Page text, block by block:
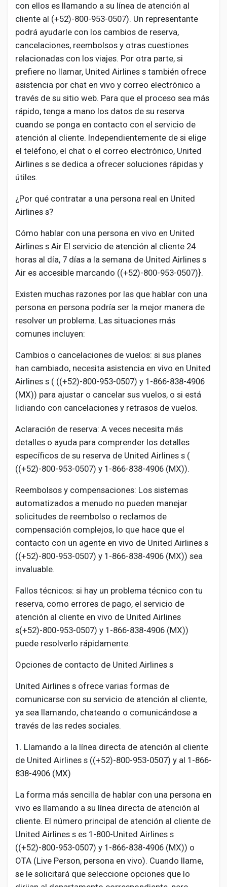
con ellos es llamando a su línea de atención al
cliente al (+52)-800-953-0507). Un representante
podrá ayudarle con los cambios de reserva,
cancelaciones, reembolsos y otras cuestiones
relacionadas con los viajes. Por otra parte, si
prefiere no llamar, United Airlines s también ofrece
asistencia por chat en vivo y correo electrónico a
través de su sitio web. Para que el proceso sea más
rápido, tenga a mano los datos de su reserva
cuando se ponga en contacto con el servicio de
atención al cliente. Independientemente de si elige
el teléfono, el chat o el correo electrónico, United
Airlines s se dedica a ofrecer soluciones rápidas y
útiles.
¿Por qué contratar a una persona real en United
Airlines s?
Cómo hablar con una persona en vivo en United
Airlines s Air El servicio de atención al cliente 24
horas al día, 7 días a la semana de United Airlines s
Air es accesible marcando ((+52)-800-953-0507)}.
Existen muchas razones por las que hablar con una
persona en persona podría ser la mejor manera de
resolver un problema. Las situaciones más
comunes incluyen:
Cambios o cancelaciones de vuelos: si sus planes
han cambiado, necesita asistencia en vivo en United
Airlines s ( ((+52)-800-953-0507) y 1-866-838-4906
(MX)) para ajustar o cancelar sus vuelos, o si está
lidiando con cancelaciones y retrasos de vuelos.
Aclaración de reserva: A veces necesita más
detalles o ayuda para comprender los detalles
específicos de su reserva de United Airlines s (
((+52)-800-953-0507) y 1-866-838-4906 (MX)).
Reembolsos y compensaciones: Los sistemas
automatizados a menudo no pueden manejar
solicitudes de reembolso o reclamos de
compensación complejos, lo que hace que el
contacto con un agente en vivo de United Airlines s
((+52)-800-953-0507) y 1-866-838-4906 (MX)) sea
invaluable.
Fallos técnicos: si hay un problema técnico con tu
reserva, como errores de pago, el servicio de
atención al cliente en vivo de United Airlines
s(+52)-800-953-0507) y 1-866-838-4906 (MX))
puede resolverlo rápidamente.
Opciones de contacto de United Airlines s
United Airlines s ofrece varias formas de
comunicarse con su servicio de atención al cliente,
ya sea llamando, chateando o comunicándose a
través de las redes sociales.
1. Llamando a la línea directa de atención al cliente
de United Airlines s ((+52)-800-953-0507) y al 1-866-
838-4906 (MX)
La forma más sencilla de hablar con una persona en
vivo es llamando a su línea directa de atención al
cliente. El número principal de atención al cliente de
United Airlines s es 1-800-United Airlines s
((+52)-800-953-0507) y 1-866-838-4906 (MX)) o
OTA (Live Person, persona en vivo). Cuando llame,
se le solicitará que seleccione opciones que lo